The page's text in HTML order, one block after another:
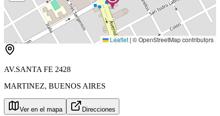
Leaflet | © OpenStreetMap contributors
AV.SANTA FE 2428
MARTINEZ, BUENOS AIRES
Ver en el mapa Direcciones